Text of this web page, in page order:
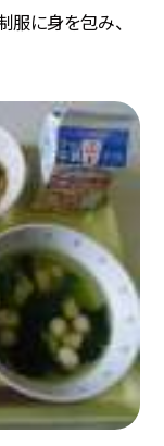
服に身を包み、